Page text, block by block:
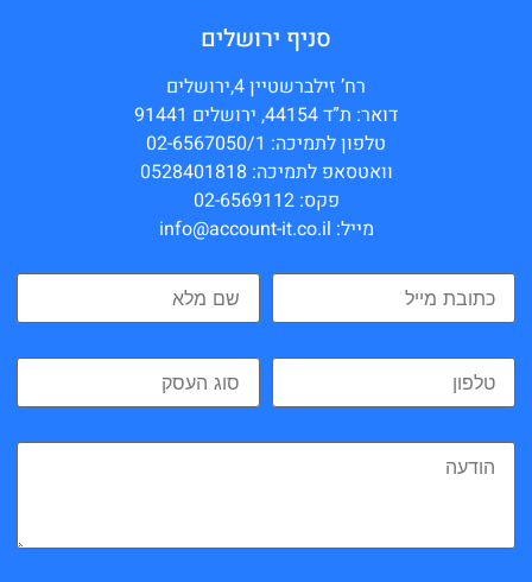
סניף ירושלים
רח’ זילברשטיין 4,ירושלים
דואר: ת”ד 44154, ירושלים 91441
טלפון לתמיכה: 02-6567050/1
וואטסאפ לתמיכה: 0528401818
פקס: 02-6569112
מייל: info@account-it.co.il